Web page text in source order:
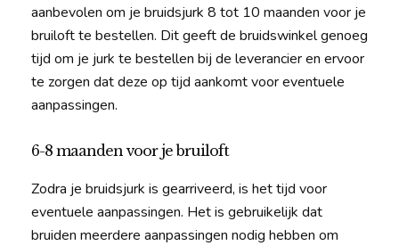
aanbevolen om je bruidsjurk 8 tot 10 maanden voor je
bruiloft te bestellen. Dit geeft de bruidswinkel genoeg
tijd om je jurk te bestellen bij de leverancier en ervoor
te zorgen dat deze op tijd aankomt voor eventuele
aanpassingen.
6-8 maanden voor je bruiloft
Zodra je bruidsjurk is gearriveerd, is het tijd voor
eventuele aanpassingen. Het is gebruikelijk dat
bruiden meerdere aanpassingen nodig hebben om